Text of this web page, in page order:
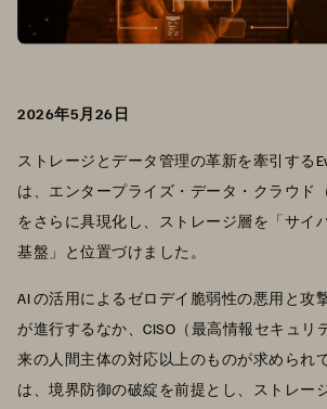
2026年5月26日
ストレージとデータ管理の革新を牽引する
は、エンタープライズ・データ・クラウド
をさらに具現化し、ストレージ層を「サイ
基盤」と位置づけました。
AI の活用によるゼロデイ脆弱性の悪用と攻
が進行するなか、CISO（最高情報セキュリ
来の人間主体の対応以上のものが求められ
は、境界防御の破綻を前提とし、ストレー